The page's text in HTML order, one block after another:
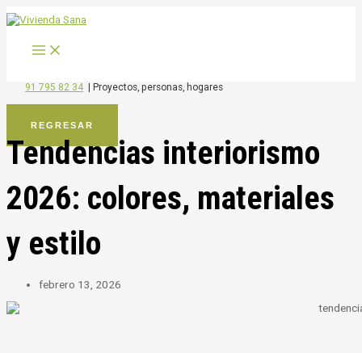
al
91 795 82 34 Proyectos, personas, hogares
REGRESAR
Tendencias interiorismo
2026: colores, materiales
y estilo
febrero 13, 2026